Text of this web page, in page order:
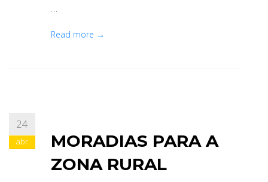
…
Read more →
24
abr
MORADIAS PARA A
ZONA RURAL